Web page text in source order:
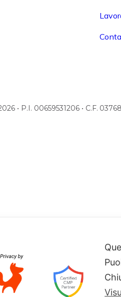
• P.I. 00659531206 • C.F.